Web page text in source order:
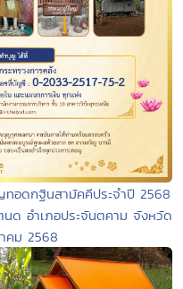
อดกฐินสามัคคีประจำปี 2568
ด อำเภอประจันตคาม จังหวัด
คม 2568